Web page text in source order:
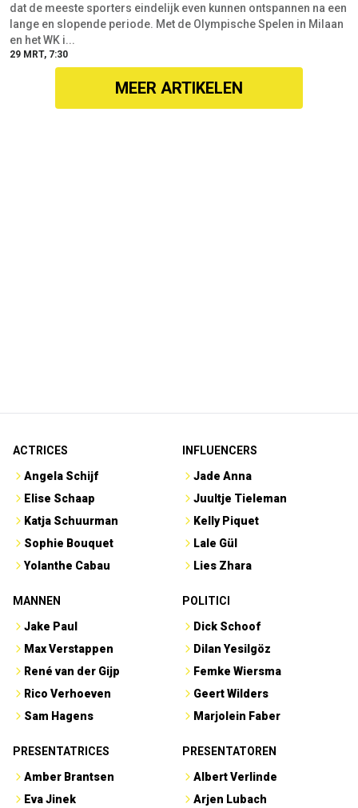
dat de meeste sporters eindelijk even kunnen ontspannen na een
lange en slopende periode. Met de Olympische Spelen in Milaan
en het WK i...
29 MRT, 7:30
MEER ARTIKELEN
ACTRICES
Angela Schijf
Elise Schaap
Katja Schuurman
Sophie Bouquet
Yolanthe Cabau
INFLUENCERS
Jade Anna
Juultje Tieleman
Kelly Piquet
Lale Gül
Lies Zhara
MANNEN
Jake Paul
Max Verstappen
René van der Gijp
Rico Verhoeven
Sam Hagens
POLITICI
Dick Schoof
Dilan Yesilgöz
Femke Wiersma
Geert Wilders
Marjolein Faber
PRESENTATRICES
Amber Brantsen
Eva Jinek
PRESENTATOREN
Albert Verlinde
Arjen Lubach